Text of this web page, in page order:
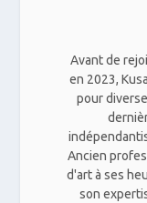
Avant de
en 2023,
pour
Ancien
d'art à ses
son